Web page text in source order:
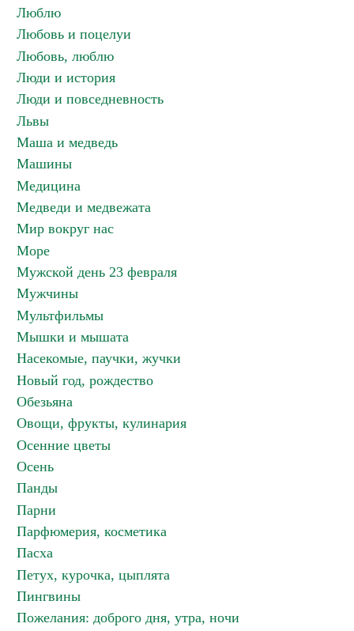
Люблю
Любовь и поцелуи
Любовь, люблю
Люди и история
Люди и повседневность
Львы
Маша и медведь
Машины
Медицина
Медведи и медвежата
Мир вокруг нас
Море
Мужской день 23 февраля
Мужчины
Мультфильмы
Мышки и мышата
Насекомые, паучки, жучки
Новый год, рождество
Обезьяна
Овощи, фрукты, кулинария
Осенние цветы
Осень
Панды
Парни
Парфюмерия, косметика
Пасха
Петух, курочка, цыплята
Пингвины
Пожелания: доброго дня, утра, ночи